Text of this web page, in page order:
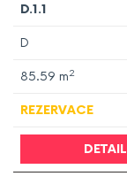
D.1.1
D
85.59 m2
REZERVACE
DETAIL